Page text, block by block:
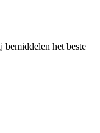
bemiddelen het beste